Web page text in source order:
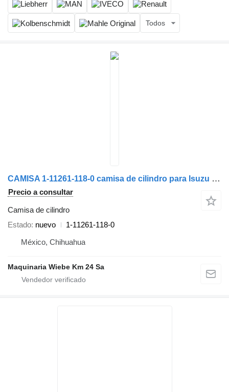
Todos
CAMISA 1-11261-118-0 camisa de cilindro para Isuzu camión
Precio a consultar
Camisa de cilindro
Estado nuevo
1-11261-118-0
México, Chihuahua
Maquinaria Wiebe Km 24 Sa